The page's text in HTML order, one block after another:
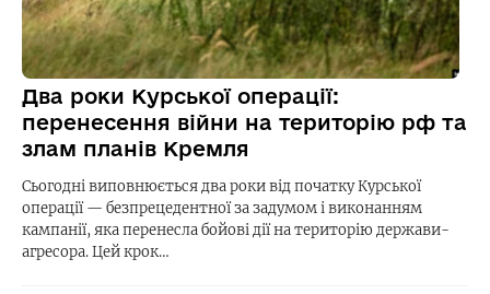
Два роки Курської операції:
перенесення війни на територію рф та
злам планів Кремля
Сьогодні виповнюється два роки від початку Курської
операції — безпрецедентної за задумом і виконанням
кампанії, яка перенесла бойові дії на територію держави-
агресора. Цей крок…